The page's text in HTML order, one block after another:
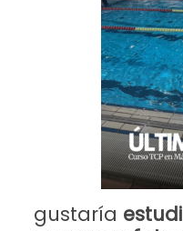
gustaría